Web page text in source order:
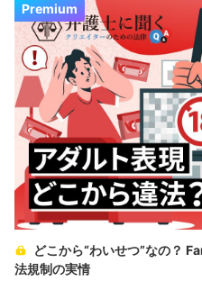
Premium
どこから“わいせつ”なの？
法規制の実情